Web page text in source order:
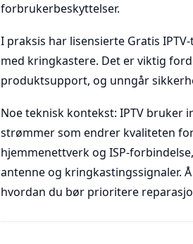
forbrukerbeskyttelser.
I praksis har lisensierte Gratis
med kringkastere. Det er viktig
produktsupport, og unngår
Noe teknisk kontekst: IPTV
strømmer som endrer kvaliteten
hjemmenettverk og ISP-
antenne og kringkastingssignaler.
hvordan du bør prioritere